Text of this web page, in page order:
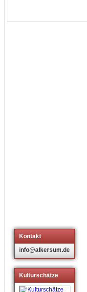
Kontakt
info@alkersum.de
Kulturschätze